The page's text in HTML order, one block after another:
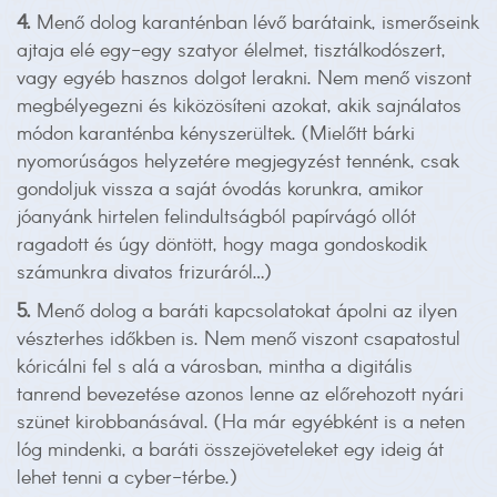
4. Menő dolog karanténban lévő barátaink, ismerőseink
ajtaja elé egy-egy szatyor élelmet, tisztálkodószert,
vagy egyéb hasznos dolgot lerakni. Nem menő viszont
megbélyegezni és kiközösíteni azokat, akik sajnálatos
módon karanténba kényszerültek. (Mielőtt bárki
nyomorúságos helyzetére megjegyzést tennénk, csak
gondoljuk vissza a saját óvodás korunkra, amikor
jóanyánk hirtelen felindultságból papírvágó ollót
ragadott és úgy döntött, hogy maga gondoskodik
számunkra divatos frizuráról…)
5. Menő dolog a baráti kapcsolatokat ápolni az ilyen
vészterhes időkben is. Nem menő viszont csapatostul
kóricálni fel s alá a városban, mintha a digitális
tanrend bevezetése azonos lenne az előrehozott nyári
szünet kirobbanásával. (Ha már egyébként is a neten
lóg mindenki, a baráti összejöveteleket egy ideig át
lehet tenni a cyber-térbe.)